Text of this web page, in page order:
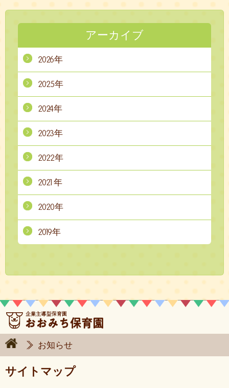
アーカイブ
2026年
2025年
2024年
2023年
2022年
2021年
2020年
2019年
お知らせ
サイトマップ